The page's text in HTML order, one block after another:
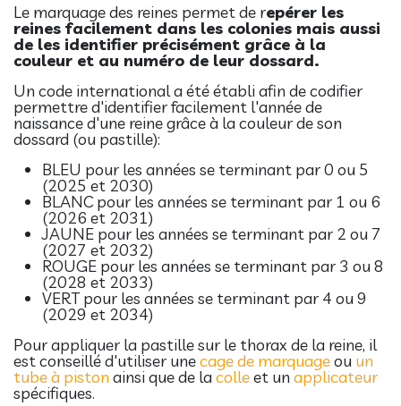
Le marquage des reines permet de repérer les
reines facilement dans les colonies mais aussi
de les identifier précisément grâce à la
couleur et au numéro de leur dossard.
Un code international a été établi afin de codifier
permettre d'identifier facilement l'année de
naissance d'une reine grâce à la couleur de son
dossard (ou pastille):
BLEU pour les années se terminant par 0 ou 5
(2025 et 2030)
BLANC pour les années se terminant par 1 ou 6
(2026 et 2031)
JAUNE pour les années se terminant par 2 ou 7
(2027 et 2032)
ROUGE pour les années se terminant par 3 ou 8
(2028 et 2033)
VERT pour les années se terminant par 4 ou 9
(2029 et 2034)
Pour appliquer la pastille sur le thorax de la reine, il
est conseillé d'utiliser unecage de marquageou un
tube à piston ainsi que de la colleet unapplicateur
spécifiques.